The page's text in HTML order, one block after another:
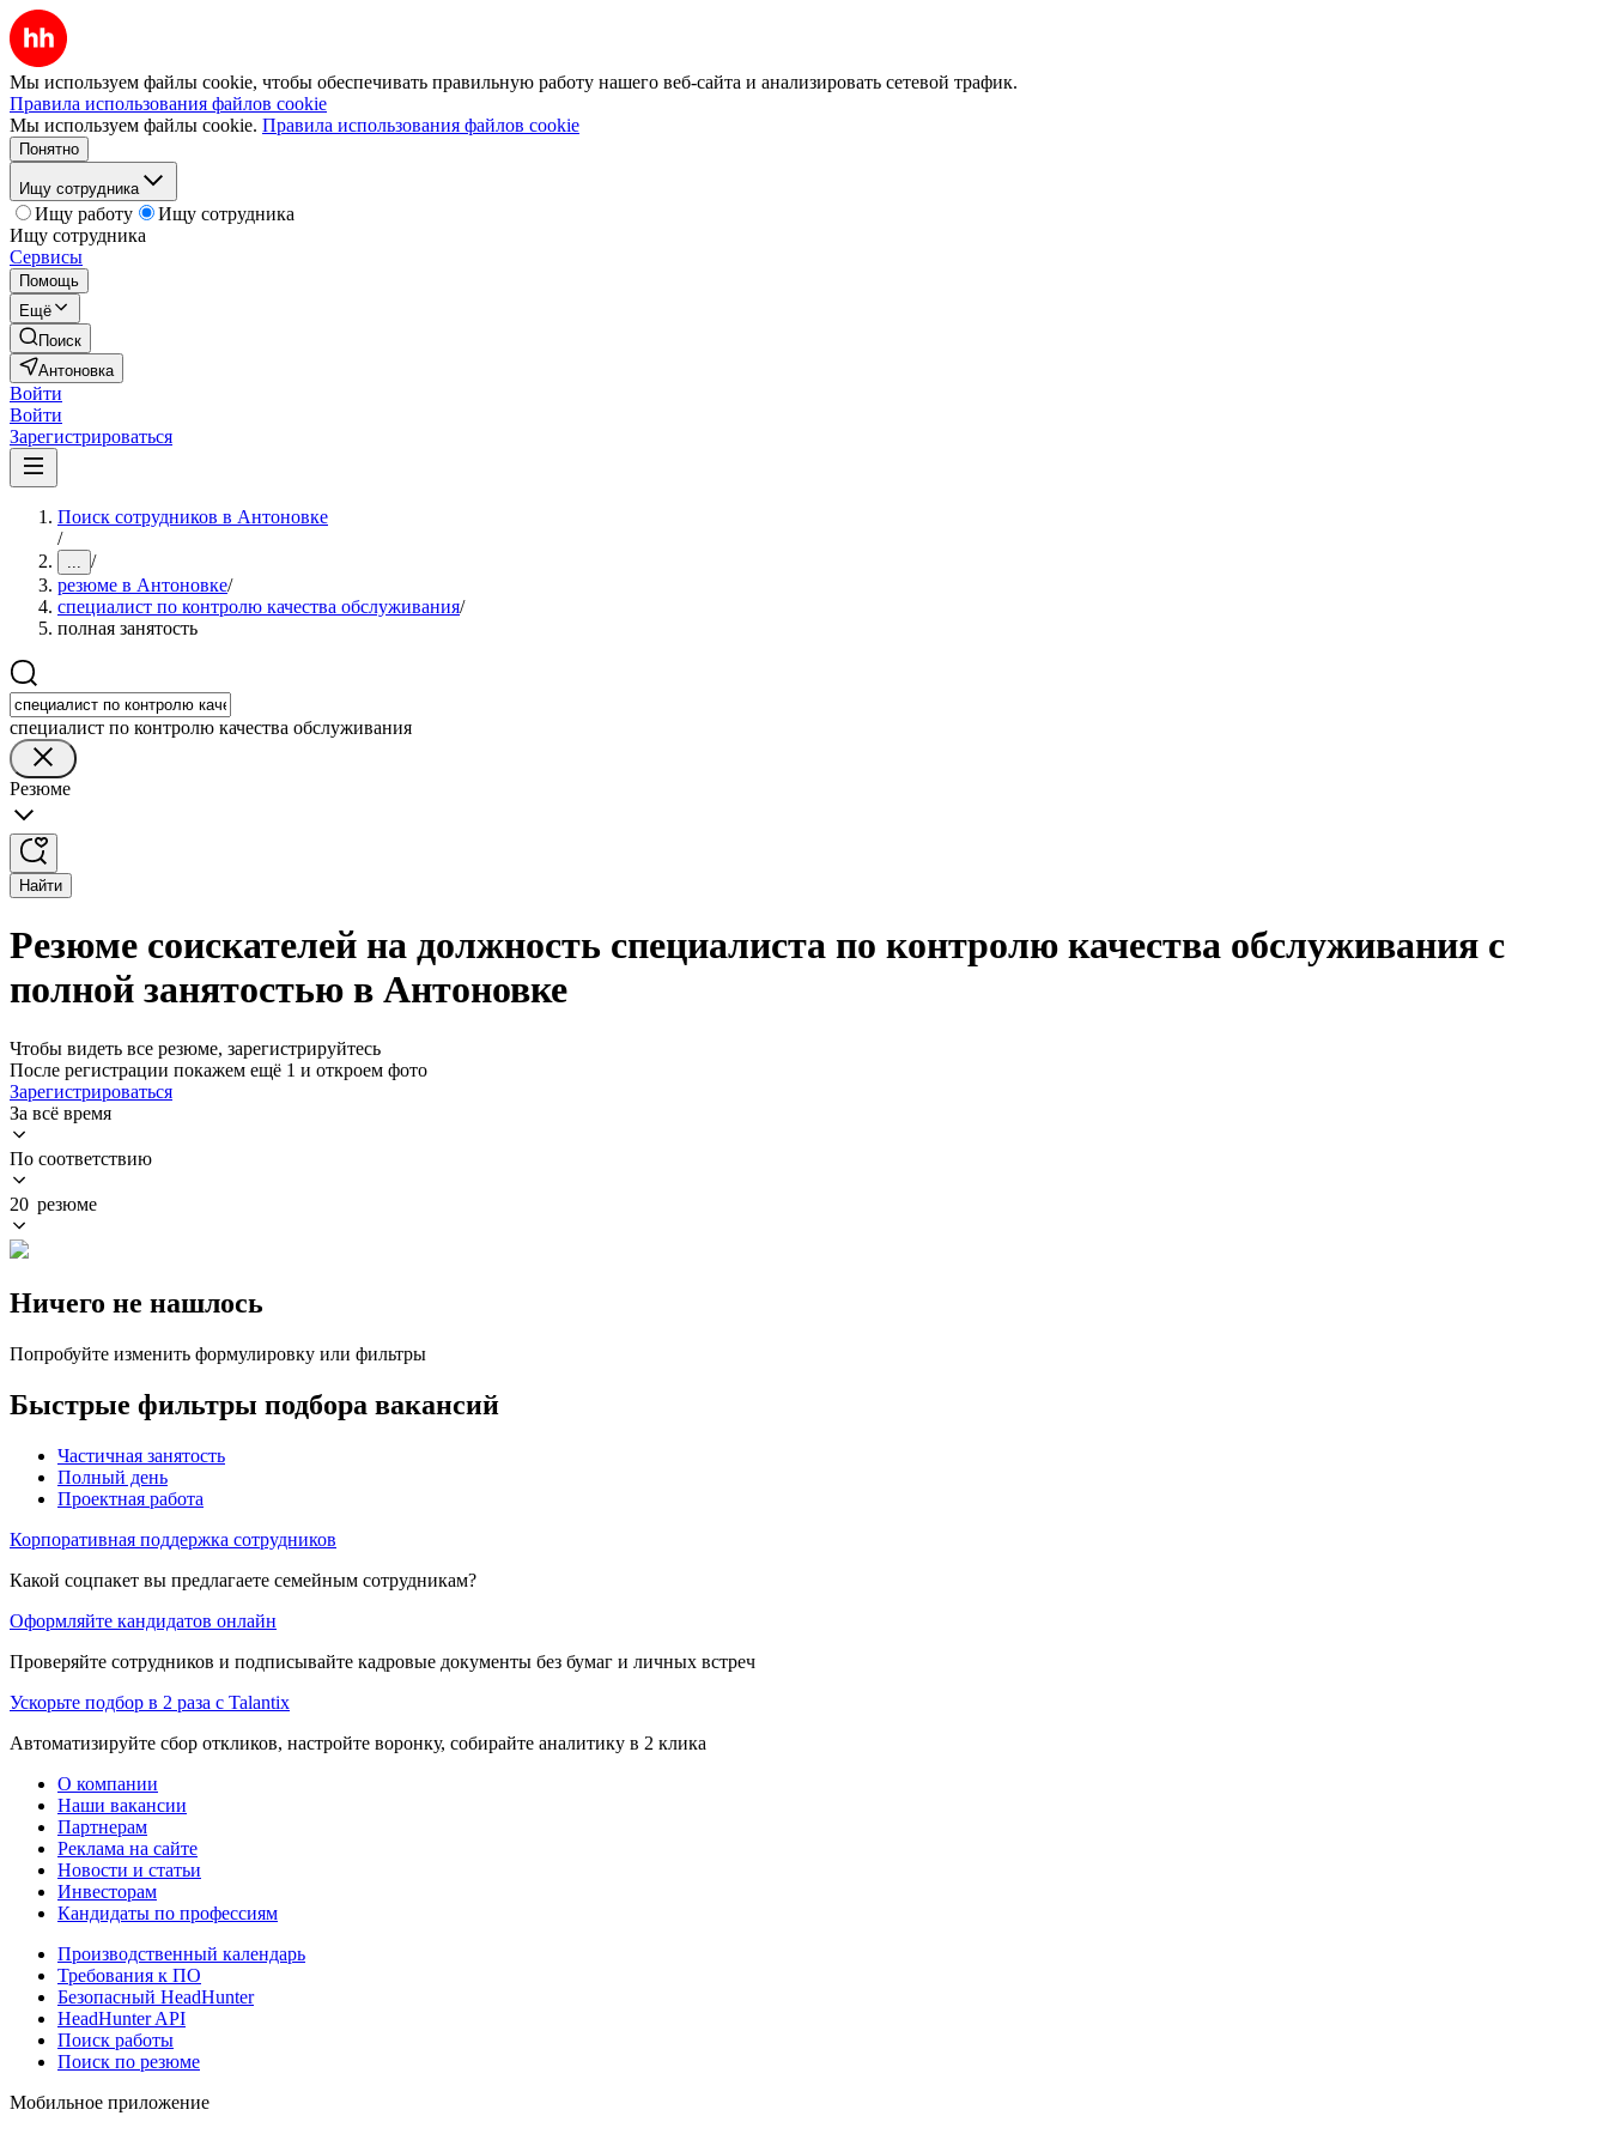
Мы используем файлы cookie, чтобы обеспечивать правильную работу нашего веб-сайта и анализировать сетевой трафик.
Правила использования файлов cookie
Мы используем файлы cookie. Правила использования файлов cookie
Понятно
Ищу сотрудника
Ищу работу
Ищу сотрудника
Ищу сотрудника
Сервисы
Помощь
Ещё
Поиск
Антоновка
Войти
Войти
Зарегистрироваться
Поиск сотрудников в Антоновке
/
... /
резюме в Антоновке/
специалист по контролю качества обслуживания/
полная занятость
специалист по контролю качества обслуживания
Резюме
Найти
Резюме соискателей на должность специалиста по контролю качества обслуживания с
полной занятостью в Антоновке
Чтобы видеть все резюме, зарегистрируйтесь
После регистрации покажем ещё 1 и откроем фото
Зарегистрироваться
За всё время
По соответствию
20 резюме
Ничего не нашлось
Попробуйте изменить формулировку или фильтры
Быстрые фильтры подбора вакансий
Частичная занятость
Полный день
Проектная работа
Корпоративная поддержка сотрудников
Какой соцпакет вы предлагаете семейным сотрудникам?
Оформляйте кандидатов онлайн
Проверяйте сотрудников и подписывайте кадровые документы без бумаг и личных встреч
Ускорьте подбор в 2 раза с Talantix
Автоматизируйте сбор откликов, настройте воронку, собирайте аналитику в 2 клика
О компании
Наши вакансии
Партнерам
Реклама на сайте
Новости и статьи
Инвесторам
Кандидаты по профессиям
Производственный календарь
Требования к ПО
Безопасный HeadHunter
HeadHunter API
Поиск работы
Поиск по резюме
Мобильное приложение